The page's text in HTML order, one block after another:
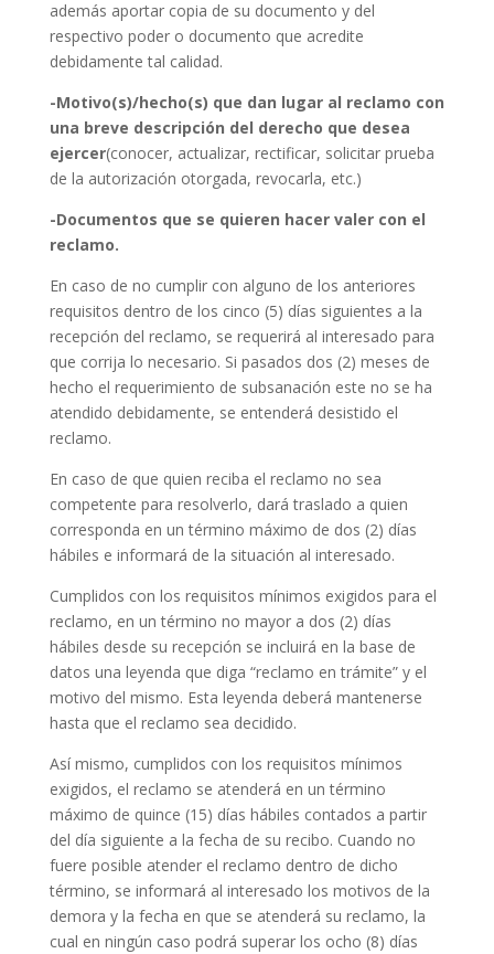
además aportar copia de su documento y del
respectivo poder o documento que acredite
debidamente tal calidad.
-Motivo(s)/hecho(s) que dan lugar al reclamo con
una breve descripción del derecho que desea
ejercer(conocer, actualizar, rectificar, solicitar prueba
de la autorización otorgada, revocarla, etc.)
-Documentos que se quieren hacer valer con el
reclamo.
En caso de no cumplir con alguno de los anteriores
requisitos dentro de los cinco (5) días siguientes a la
recepción del reclamo, se requerirá al interesado para
que corrija lo necesario. Si pasados dos (2) meses de
hecho el requerimiento de subsanación este no se ha
atendido debidamente, se entenderá desistido el
reclamo.
En caso de que quien reciba el reclamo no sea
competente para resolverlo, dará traslado a quien
corresponda en un término máximo de dos (2) días
hábiles e informará de la situación al interesado.
Cumplidos con los requisitos mínimos exigidos para el
reclamo, en un término no mayor a dos (2) días
hábiles desde su recepción se incluirá en la base de
datos una leyenda que diga “reclamo en trámite” y el
motivo del mismo. Esta leyenda deberá mantenerse
hasta que el reclamo sea decidido.
Así mismo, cumplidos con los requisitos mínimos
exigidos, el reclamo se atenderá en un término
máximo de quince (15) días hábiles contados a partir
del día siguiente a la fecha de su recibo. Cuando no
fuere posible atender el reclamo dentro de dicho
término, se informará al interesado los motivos de la
demora y la fecha en que se atenderá su reclamo, la
cual en ningún caso podrá superar los ocho (8) días